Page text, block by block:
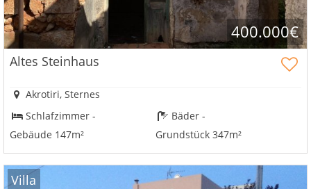
400.000€
Altes Steinhaus
Akrotiri, Sternes
Schlafzimmer -
Bäder -
Gebäude 147m²
Grundstück 347m²
Villa